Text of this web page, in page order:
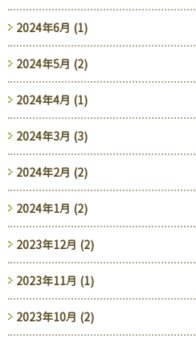
2024年6月 (1)
2024年5月 (2)
2024年4月 (1)
2024年3月 (3)
2024年2月 (2)
2024年1月 (2)
2023年12月 (2)
2023年11月 (1)
2023年10月 (2)